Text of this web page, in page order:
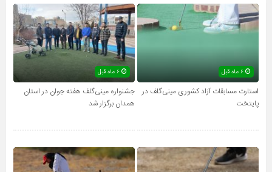
۶ ماه قبل
استارت مسابقات آزاد کشوری مینی‌گلف در
پایتخت
جشنواره مینی‌گلف هفته جوان در استان
همدان برگزار شد